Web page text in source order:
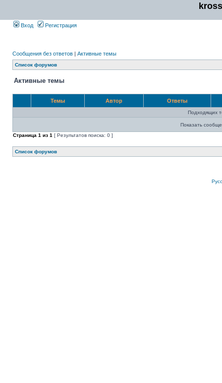
Вход Регистрация
Сообщения без ответов | Активные темы
Список форумов
Активные темы
Темы Автор Ответы
Подходящих
Показать
Страница 1 из 1 [ Результатов поиска: 0 ]
Список форумов